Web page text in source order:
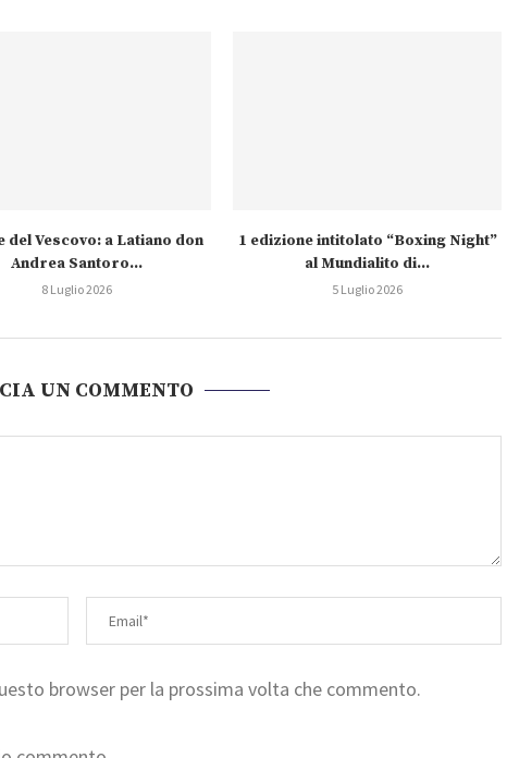
del Vescovo: a Latiano don
Andrea Santoro...
8 Luglio 2026
1 edizione intitolato “Boxing Night”
al Mundialito di...
5 Luglio 2026
UN COMMENTO
browser per la prossima volta che commento.